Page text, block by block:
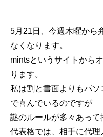
5月21日、今週木曜から
なくなります。
mintsというサイトから
ります。
私は割と書面よりもパ
で喜んでいるのですが
謎のルールが多々あって
代表格では、相手に代